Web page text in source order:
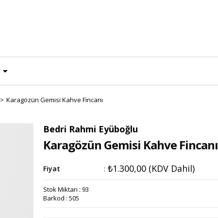
> Karagözün Gemisi Kahve Fincanı
Bedri Rahmi Eyüboğlu
Karagözün Gemisi Kahve Fincanı
Fiyat : ₺1.300,00 (KDV Dahil)
Stok Miktarı : 93
Barkod : 505